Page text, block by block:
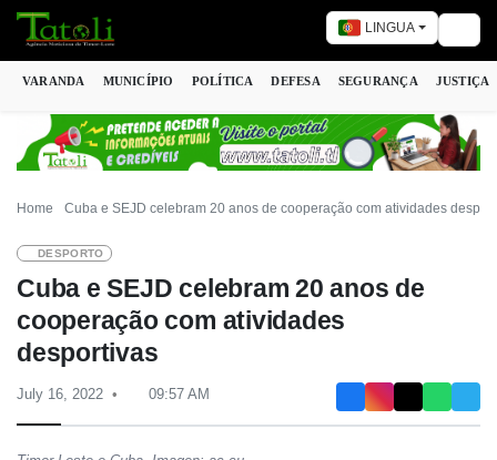
LINGUA
VARANDA MUNICÍPIO POLÍTICA DEFESA SEGURANÇA JUSTIÇA
Home Cuba e SEJD celebram 20 anos de cooperação com atividades
DESPORTO
Cuba e SEJD celebram 20 anos de
cooperação com atividades
desportivas
July 16, 2022 09:57 AM